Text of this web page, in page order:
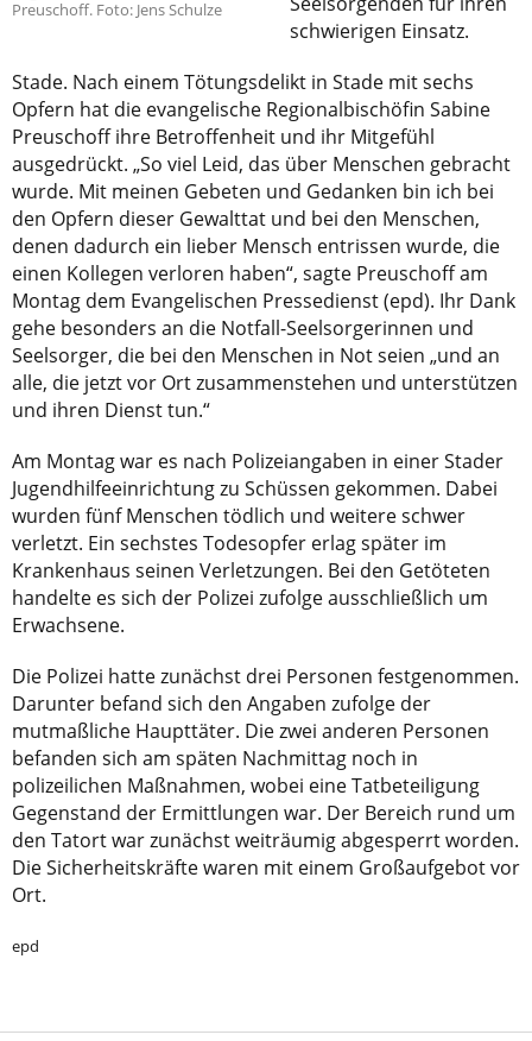
Preuschoff. Foto: Jens Schulze
schwierigen Einsatz.
Stade. Nach einem Tötungsdelikt in Stade mit sechs
Opfern hat die evangelische Regionalbischöfin Sabine
Preuschoff ihre Betroffenheit und ihr Mitgefühl
ausgedrückt. „So viel Leid, das über Menschen gebracht
wurde. Mit meinen Gebeten und Gedanken bin ich bei
den Opfern dieser Gewalttat und bei den Menschen,
denen dadurch ein lieber Mensch entrissen wurde, die
einen Kollegen verloren haben“, sagte Preuschoff am
Montag dem Evangelischen Pressedienst (epd). Ihr Dank
gehe besonders an die Notfall-Seelsorgerinnen und
Seelsorger, die bei den Menschen in Not seien „und an
alle, die jetzt vor Ort zusammenstehen und unterstützen
und ihren Dienst tun.“
Am Montag war es nach Polizeiangaben in einer Stader
Jugendhilfeeinrichtung zu Schüssen gekommen. Dabei
wurden fünf Menschen tödlich und weitere schwer
verletzt. Ein sechstes Todesopfer erlag später im
Krankenhaus seinen Verletzungen. Bei den Getöteten
handelte es sich der Polizei zufolge ausschließlich um
Erwachsene.
Die Polizei hatte zunächst drei Personen festgenommen.
Darunter befand sich den Angaben zufolge der
mutmaßliche Haupttäter. Die zwei anderen Personen
befanden sich am späten Nachmittag noch in
polizeilichen Maßnahmen, wobei eine Tatbeteiligung
Gegenstand der Ermittlungen war. Der Bereich rund um
den Tatort war zunächst weiträumig abgesperrt worden.
Die Sicherheitskräfte waren mit einem Großaufgebot vor
Ort.
epd